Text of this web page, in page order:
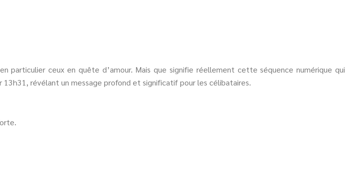
particulier ceux en quête d’amour. Mais que signifie réellement cette séquence numérique qui
révélant un message profond et significatif pour les célibataires.